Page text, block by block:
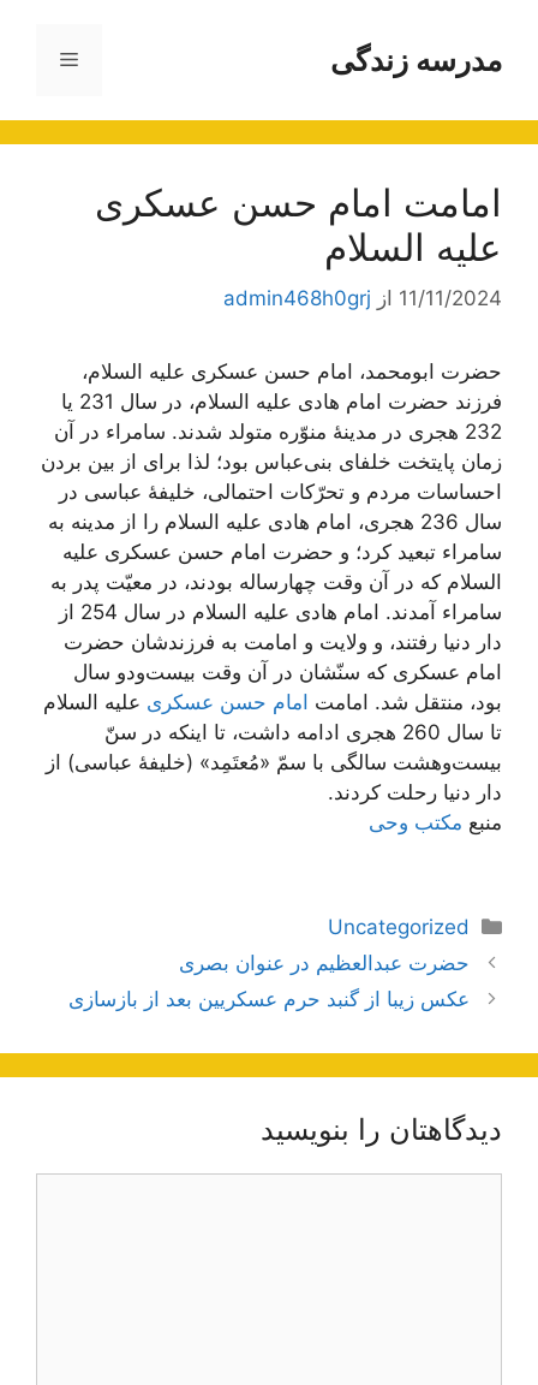
محتوامدرسه زندگی فهرست
امامت امام حسن عسکری
علیه السلام
11/11/2024 از admin468h0grj
حضرت ابومحمد، امام حسن عسکری علیه السلام،
فرزند حضرت امام هادی علیه السلام، در سال 231 یا
232 هجری در مدینۀ منوّره متولد شدند. سامراء در آن
زمان پایتخت خلفای بنی‌عباس بود؛ لذا برای از بین بردن
احساسات مردم و تحرّکات احتمالی، خلیفۀ عباسی در
سال 236 هجری، امام هادی علیه السلام را از مدینه به
سامراء تبعید کرد؛ و حضرت امام حسن عسکری علیه
السلام که در آن وقت چهارساله بودند، در معیّت پدر به
سامراء آمدند. امام هادی علیه السلام در سال 254 از
دار دنیا رفتند، و ولایت و امامت به فرزندشان حضرت
امام عسکری که سنّشان در آن وقت بیست‌ودو سال
بود، منتقل شد. امامت امام حسن عسکری علیه السلام
تا سال 260 هجری ادامه داشت، تا اینکه در سنّ
بیست‌وهشت سالگی با سمّ «مُعتَمِد» (خلیفۀ عباسی) از
دار دنیا رحلت کردند.
منبع مکتب وحی
دسته‌ها
Uncategorized
ناوبری
نوشته‌ها
حضرت عبدالعظیم در عنوان بصری
عکس زیبا از گنبد حرم عسکریین بعد از بازسازی
دیدگاهتان را بنویسید